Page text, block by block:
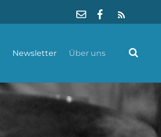
Newsletter Über uns